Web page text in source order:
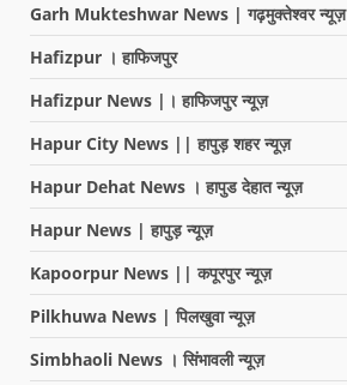
Garh Mukteshwar News | गढ़मुक्तेश्वर न्यूज़
Hafizpur । हाफिजपुर
Hafizpur News |। हाफिजपुर न्यूज़
Hapur City News || हापुड़ शहर न्यूज़
Hapur Dehat News । हापुड देहात न्यूज़
Hapur News | हापुड़ न्यूज़
Kapoorpur News || कपूरपुर न्यूज़
Pilkhuwa News | पिलखुवा न्यूज़
Simbhaoli News । सिंभावली न्यूज़